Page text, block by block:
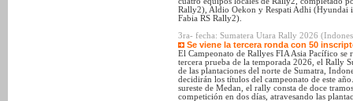
Rally2), Aldio Oekon y Respati Adhi
Fabia RS Rally2).
3ra- fecha: Sumatera Utara Rally 2026
Se viene la tercera ronda con 50
El Campeonato de Rallyes FIA Asia Pacífico se
tercera prueba de la temporada 2026, el Rally
de las plantaciones del norte de Sumatra,
decidirán los títulos del campeonato de este
sureste de Medan, el rally consta de doce
competición en dos días, atravesando las